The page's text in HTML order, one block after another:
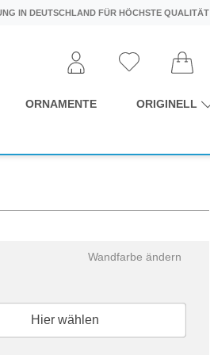
IN DEUTSCHLAND FÜR HÖCHSTE QUALITÄT
ORNAMENTE ORIGINELL
Wandfarbe ändern
Hier wählen